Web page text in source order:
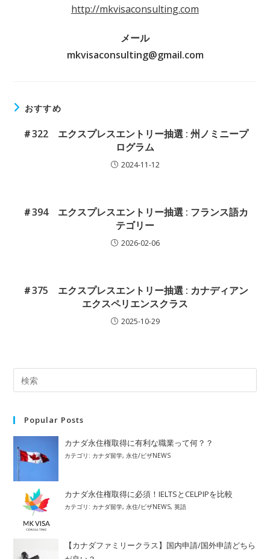
http://mkvisaconsulting.com
メール
mkvisaconsulting@gmail.com
おすすめ
＃322 エクスプレスエントリー抽選 : 州ノミニープ
ログラム
2024-11-12
＃394 エクスプレスエントリー抽選 : フランス語カ
テゴリー
2026-02-06
＃375 エクスプレスエントリー抽選 : カナディアン
エクスペリエンスクラス
2025-10-29
Popular Posts
カナダ永住権取得に有利な職業って何？？
カテゴリ: カナダ留学,永住/ビザNEWS
カナダ永住権取得に必須！IELTSとCELPIPを比較
カテゴリ: カナダ留学,永住/ビザNEWS,英語
【カナダファミリークラス】国内申請/国外申請どちら